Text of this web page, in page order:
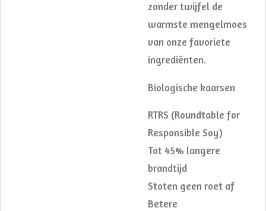
zonder twijfel de
warmste mengelmoes
van onze favoriete
ingrediënten.
Biologische kaarsen
RTRS (Roundtable for
Responsible Soy)
Tot 45% langere
brandtijd
Stoten geen roet af
Betere